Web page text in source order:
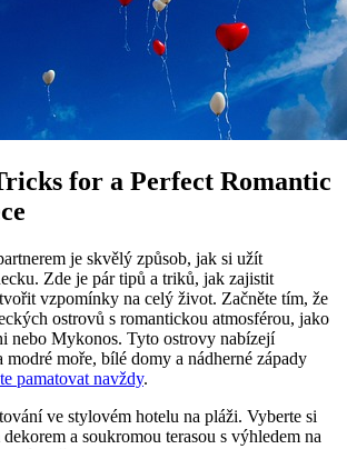
for a Perfect Romantic
je skvělý způsob, jak si užít
Zde je pár tipů a triků, jak zajistit
vzpomínky na celý život. Začněte tím, že
ostrovů s romantickou atmosférou, jako
nebo Mykonos. Tyto ostrovy nabízejí
moře, bílé domy a nádherné západy
pamatovat navždy.
ve stylovém hotelu na pláži. Vyberte si
a soukromou terasou s výhledem na